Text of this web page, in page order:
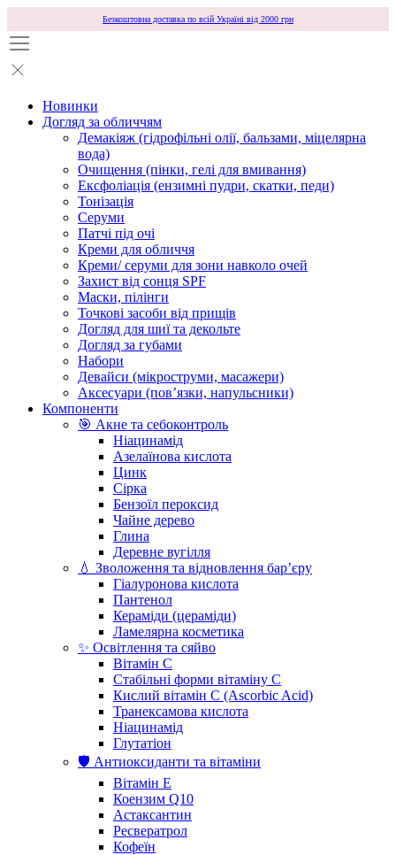
Безкоштовна доставка по всій Україні від 2000 грн
Новинки
Догляд за обличчям
Демакіяж (гідрофільні олії, бальзами, міцелярна
вода)
Очищення (пінки, гелі для вмивання)
Ексфоліація (ензимні пудри, скатки, педи)
Тонізація
Серуми
Патчі під очі
Креми для обличчя
Креми/ серуми для зони навколо очей
Захист від сонця SPF
Маски, пілінги
Точкові засоби від прищів
Догляд для шиї та декольте
Догляд за губами
Набори
Девайси (мікроструми, масажери)
Аксесуари (повʼязки, напульсники)
Компоненти
🎯 Акне та себоконтроль
Ніацинамід
Азелаїнова кислота
Цинк
Сірка
Бензоїл пероксид
Чайне дерево
Глина
Деревне вугілля
💧 Зволоження та відновлення бар’єру
Гіалуронова кислота
Пантенол
Кераміди (цераміди)
Ламелярна косметика
✨ Освітлення та сяйво
Вітамін С
Стабільні форми вітаміну С
Кислий вітамін С (Ascorbic Acid)
Транексамова кислота
Ніацинамід
Глутатіон
🛡️ Антиоксиданти та вітаміни
Вітамін Е
Коензим Q10
Астаксантин
Ресвератрол
Кофеїн